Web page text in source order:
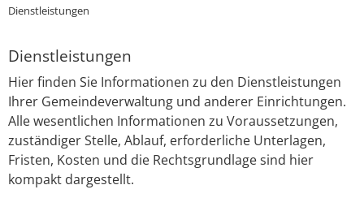
Dienstleistungen
Dienstleistungen
Hier finden Sie Informationen zu den Dienstleistungen
Ihrer Gemeindeverwaltung und anderer Einrichtungen.
Alle wesentlichen Informationen zu Voraussetzungen,
zuständiger Stelle, Ablauf, erforderliche Unterlagen,
Fristen, Kosten und die Rechtsgrundlage sind hier
kompakt dargestellt.